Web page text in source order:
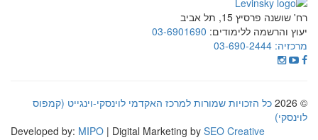
רח' שושנה פרסיץ 15, תל אביב
יעוץ והרשמה ללימודים: 03-6901690
מרכזיה: 03-690-2444
© 2026
כל הזכויות שמורות למרכז האקדמי לוינסקי-וינגייט (קמפוס
לוינסקי)
Developed by:MIPO | Digital Marketing bySEO Creative